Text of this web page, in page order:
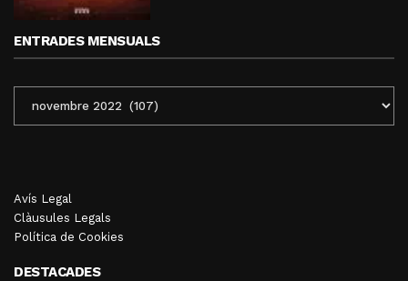
ENTRADES MENSUALS
MENSUALS
Avís Legal
Clàusules Legals
Política de Cookies
DESTACADES